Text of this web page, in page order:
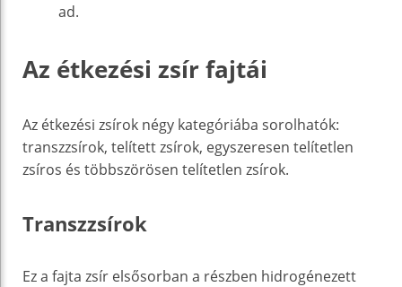
ad.
Az étkezési zsír fajtái
Az étkezési zsírok négy kategóriába sorolhatók:
transzzsírok, telített zsírok, egyszeresen telítetlen
zsíros és többszörösen telítetlen zsírok.
Transzzsírok
Ez a fajta zsír elsősorban a részben hidrogénezett